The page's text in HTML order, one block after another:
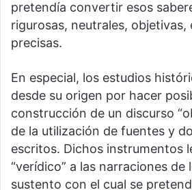
pretendía convertir esos
rigurosas, neutrales, objetivas,
precisas.
En especial, los estudios
desde su origen por hacer
construcción de un discurso
de la utilización de fuentes y
escritos. Dichos instrumentos
“verídico” a las narraciones de
sustento con el cual se